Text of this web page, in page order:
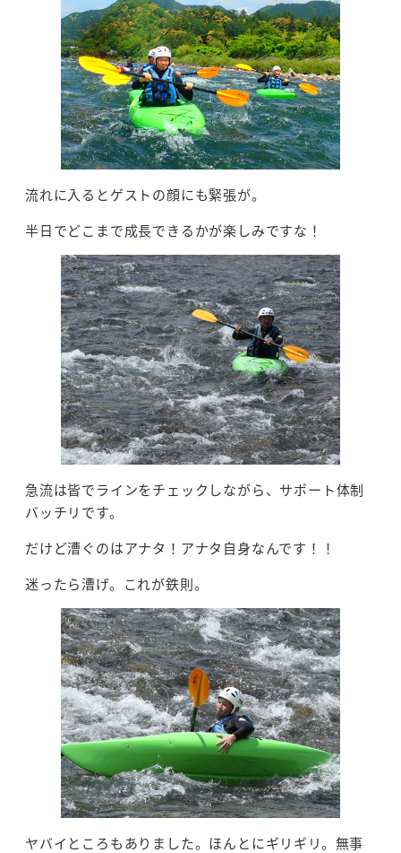
流れに入るとゲストの顔にも緊張が。
半日でどこまで成長できるかが楽しみですな！
急流は皆でラインをチェックしながら、サポート体制
バッチリです。
だけど漕ぐのはアナタ！アナタ自身なんです！！
迷ったら漕げ。これが鉄則。
ヤバイところもありました。ほんとにギリギリ。無事